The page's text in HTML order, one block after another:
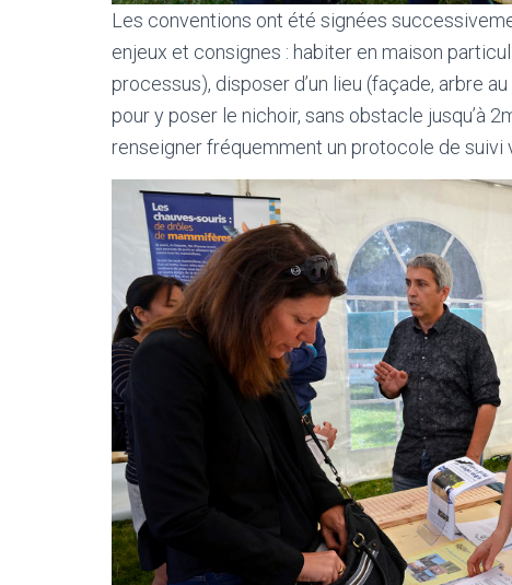
Les conventions ont été signées
enjeux et consignes : habiter en maison
processus), disposer d’un lieu (façade, arbre
pour y poser le nichoir, sans obstacle jusqu’à
renseigner fréquemment un protocole de suivi